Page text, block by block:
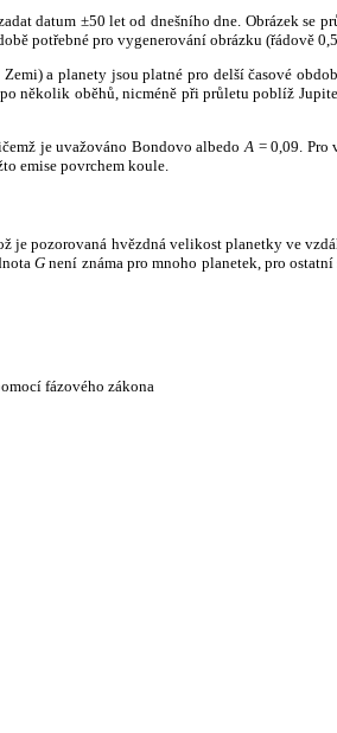
datum ±50 let od dnešního dne. Obrázek se
potřebné pro vygenerování obrázku (řádově
a planety jsou platné pro delší časové
několik oběhů, nicméně při průletu poblíž
je uvažováno Bondovo albedo A = 0,09.
emise povrchem koule.
je pozorovaná hvězdná velikost planetky ve
G není známa pro mnoho planetek, pro
fázového zákona